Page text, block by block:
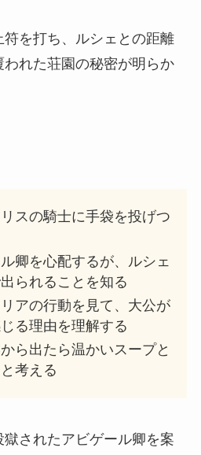
を打ち、ルシェとの距離
れた荘園の秘密が明らか
スの騎士に手袋を投げつ
卿を心配するが、ルシェ
られることを知る
アの行動を見て、大公が
る理由を理解する
ら出たら温かいスープと
考える
されたアビゲール卿を案